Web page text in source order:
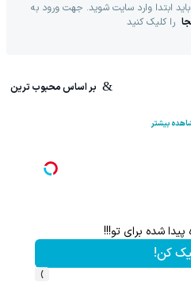
ابتدا وارد سایت شوید. جهت ورود به
را کلیک کنید
بر اساس محبوب ترین
بیشتر
با خرید اول از گرمی 200 سوت نقره هدیه بگیر
›